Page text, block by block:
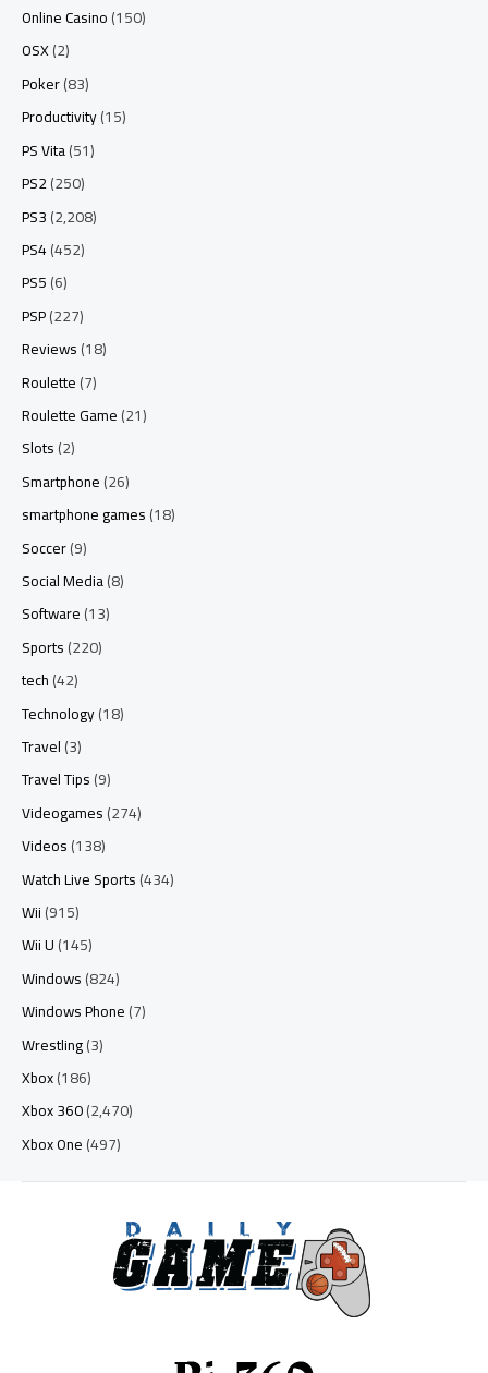
Online Casino(150)
OSX(2)
Poker(83)
Productivity(15)
PS Vita(51)
PS2(250)
PS3(2,208)
PS4(452)
PS5(6)
PSP(227)
Reviews(18)
Roulette(7)
Roulette Game(21)
Slots(2)
Smartphone(26)
smartphone games(18)
Soccer(9)
Social Media(8)
Software(13)
Sports(220)
tech(42)
Technology(18)
Travel(3)
Travel Tips(9)
Videogames(274)
Videos(138)
Watch Live Sports(434)
Wii(915)
Wii U(145)
Windows(824)
Windows Phone(7)
Wrestling(3)
Xbox(186)
Xbox 360(2,470)
Xbox One(497)